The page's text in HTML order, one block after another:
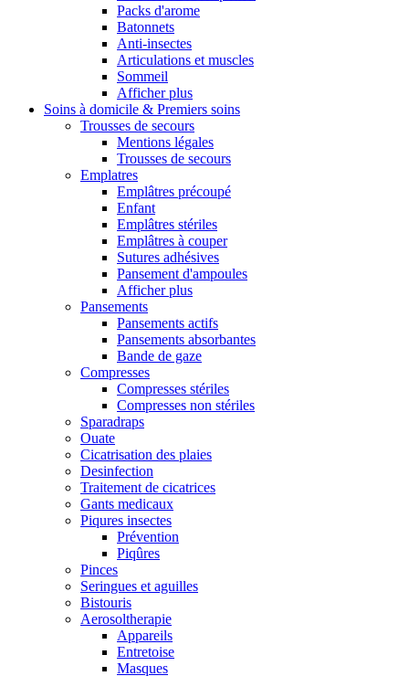
Packs d'arome
Batonnets
Anti-insectes
Articulations et muscles
Sommeil
Afficher plus
Soins à domicile & Premiers soins
Trousses de secours
Mentions légales
Trousses de secours
Emplatres
Emplâtres précoupé
Enfant
Emplâtres stériles
Emplâtres à couper
Sutures adhésives
Pansement d'ampoules
Afficher plus
Pansements
Pansements actifs
Pansements absorbantes
Bande de gaze
Compresses
Compresses stériles
Compresses non stériles
Sparadraps
Ouate
Cicatrisation des plaies
Desinfection
Traitement de cicatrices
Gants medicaux
Piqures insectes
Prévention
Piqûres
Pinces
Seringues et aguilles
Bistouris
Aerosoltherapie
Appareils
Entretoise
Masques